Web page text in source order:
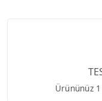
Ürününüz